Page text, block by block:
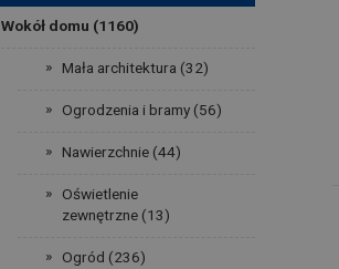
Wokół domu (1160)
Mała architektura (32)
Ogrodzenia i bramy (56)
Nawierzchnie (44)
Oświetlenie
zewnętrzne (13)
Ogród (236)